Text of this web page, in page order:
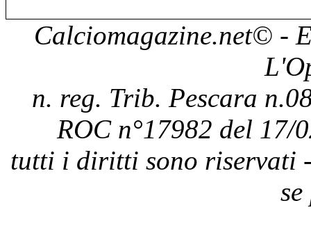
Calciomagazine.net© -
n. reg. Trib. Pescara
ROC n°17982 del 17/
tutti i diritti sono riservati